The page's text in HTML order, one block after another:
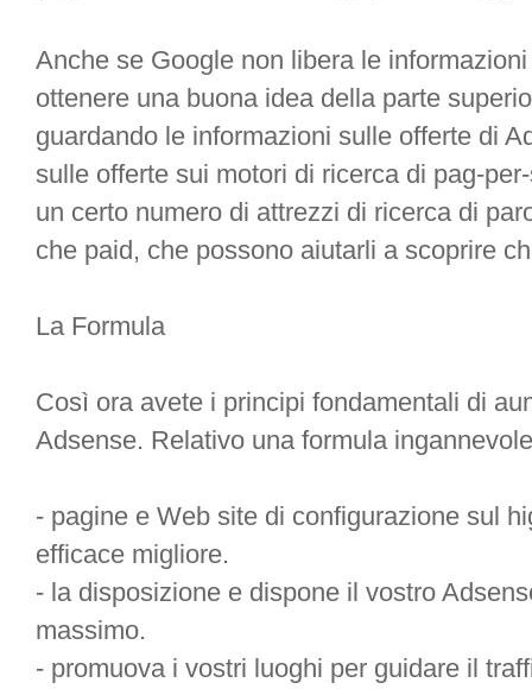
Anche se Google non libera le
ottenere una buona idea della parte
guardando le informazioni sulle offerte di
sulle offerte sui motori di ricerca di pag-
un certo numero di attrezzi di ricerca di
che paid, che possono aiutarli a scoprire
La Formula
Così ora avete i principi fondamentali di
Adsense. Relativo una formula
- pagine e Web site di configurazione sul
efficace migliore.
- la disposizione e dispone il vostro
massimo.
- promuova i vostri luoghi per guidare il